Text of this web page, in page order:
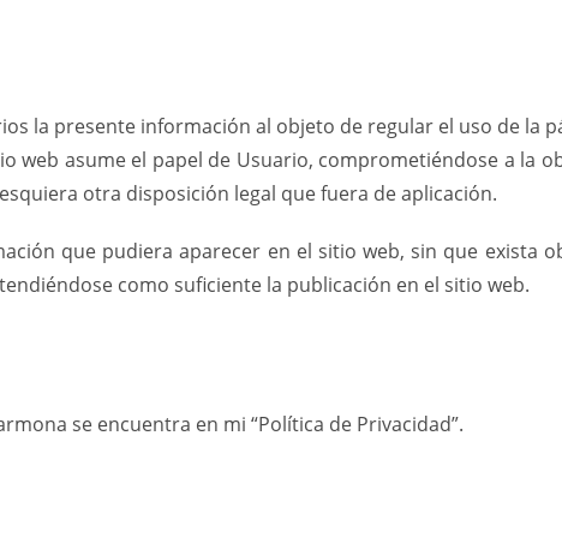
la presente información al objeto de regular el uso de la
web asume el papel de Usuario, comprometiéndose a la
otra disposición legal que fuera de aplicación.
que pudiera aparecer en el sitio web, sin que exista
como suficiente la publicación en el sitio web.
se encuentra en mi “Política de Privacidad”.